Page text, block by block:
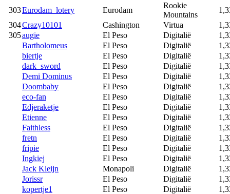
303Eurodam_lotery Eurodam
Rookie
Mountains
304Crazy10101 Cashington Virtua
305augie El Peso Digitalië
Bartholomeus
El Peso Digitalië
biertje
El Peso Digitalië
dark_sword
El Peso Digitalië
Demi Dominus
El Peso Digitalië
Doombaby
El Peso Digitalië
eco-fan
El Peso Digitalië
Edjeraketje
El Peso Digitalië
Etienne
El Peso Digitalië
Faithless
El Peso Digitalië
fretn
El Peso Digitalië
fripie
El Peso Digitalië
Ingkiej
El Peso Digitalië
Jack Kleijn
Monapoli Digitalië
Jorissr
El Peso Digitalië
kopertje1
El Peso Digitalië